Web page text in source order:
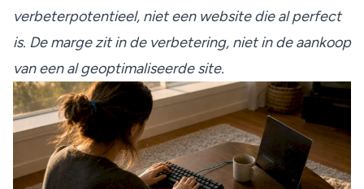
verbeterpotentieel, niet een website die al perfect
is. De marge zit in de verbetering, niet in de aankoop
van een al geoptimaliseerde site.